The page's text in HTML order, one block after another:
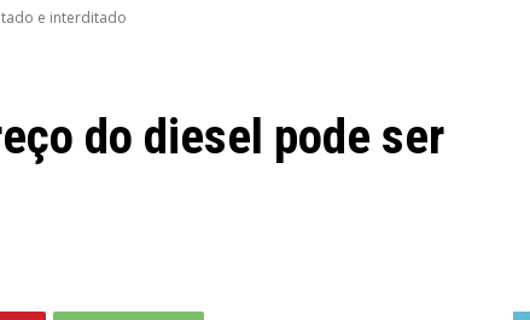
e interditado
do diesel pode ser